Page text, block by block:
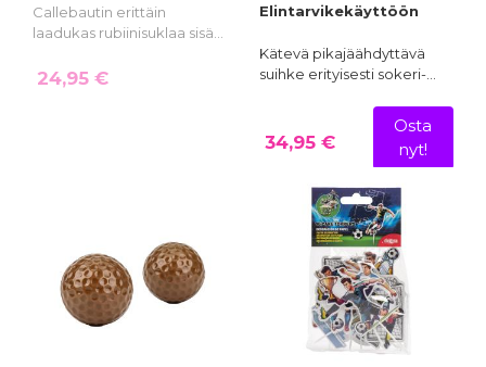
Callebautin erittäin
laadukas rubiinisuklaa sisä…
24,95 €
Elintarvikekäyttöön
Kätevä pikajäähdyttävä
suihke erityisesti sokeri-…
34,95 €
Osta
nyt!